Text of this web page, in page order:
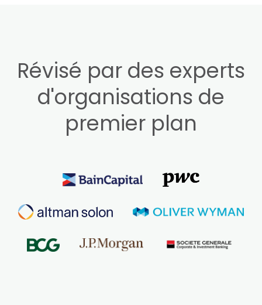
Révisé par des experts
d'organisations de
premier plan